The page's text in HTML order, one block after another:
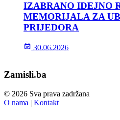
IZABRANO IDEJNO
MEMORIJALA ZA
PRIJEDORA
30.06.2026
Zamisli.ba
© 2026 Sva prava zadržana
O nama | Kontakt